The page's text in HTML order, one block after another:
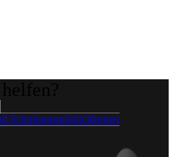
Schulungsmöglichkeiten